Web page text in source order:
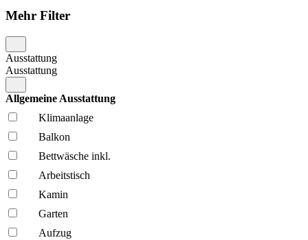
Mehr Filter
Ausstattung
Ausstattung
Allgemeine Ausstattung
Klima­anlage
Balkon
Bettwäsche inkl.
Arbeitstisch
Kamin
Garten
Aufzug